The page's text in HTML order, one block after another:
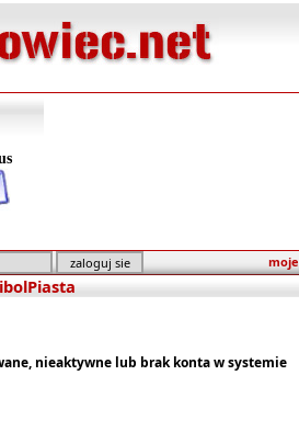
nieaktywne lub brak konta w systemie